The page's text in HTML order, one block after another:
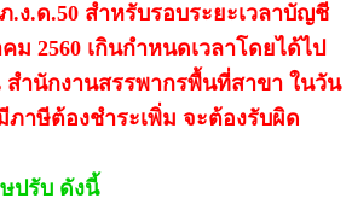
.ง.ด.50 สำหรับรอบระยะเวลาบัญชี
ม 2560 เกินกำหนดเวลาโดยได้ไป
ำนักงานสรรพากรพื้นที่สาขา ในวัน
ภาษีต้องชำระเพิ่ม จะต้องรับผิด
ปรับ ดังนี้